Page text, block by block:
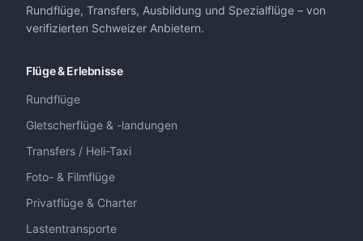
Rundflüge, Transfers, Ausbildung und Spezialflüge – von
verifizierten Schweizer Anbietern.
Flüge & Erlebnisse
Rundflüge
Gletscherflüge & -landungen
Transfers / Heli-Taxi
Foto- & Filmflüge
Privatflüge & Charter
Lastentransporte